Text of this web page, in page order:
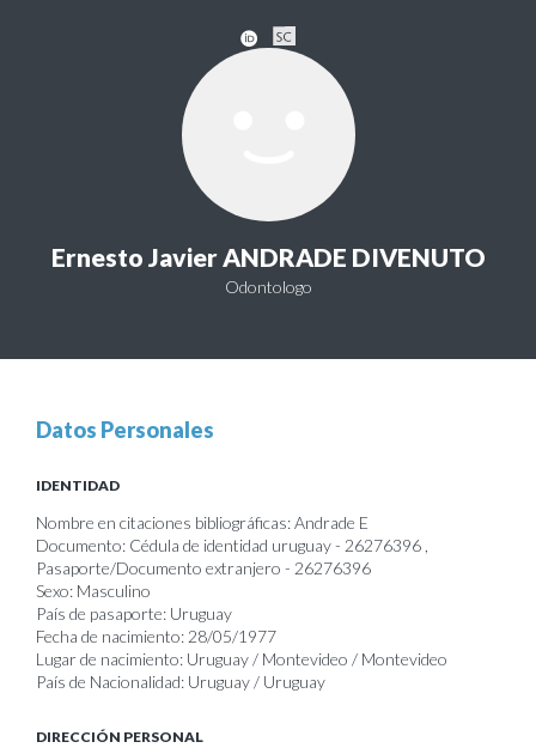
Ernesto Javier ANDRADE DIVENUTO
Odontologo
Datos Personales
IDENTIDAD
Nombre en citaciones bibliográficas: Andrade E
Documento: Cédula de identidad uruguay - 26276396 ,
Pasaporte/Documento extranjero - 26276396
Sexo: Masculino
País de pasaporte: Uruguay
Fecha de nacimiento: 28/05/1977
Lugar de nacimiento: Uruguay / Montevideo / Montevideo
País de Nacionalidad: Uruguay / Uruguay
DIRECCIÓN PERSONAL